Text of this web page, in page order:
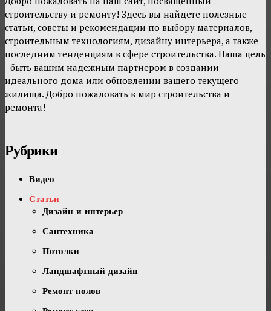
строительству и ремонту! Здесь вы найдете полезные
статьи, советы и рекомендации по выбору материалов,
строительным технологиям, дизайну интерьера, а также
последним тенденциям в сфере строительства. Наша цель
- быть вашим надежным партнером в создании
идеального дома или обновлении вашего текущего
жилища. Добро пожаловать в мир строительства и
ремонта!
Рубрики
Видео
Статьи
Дизайн и интерьер
Сантехника
Потолки
Ландшафтный дизайн
Ремонт полов